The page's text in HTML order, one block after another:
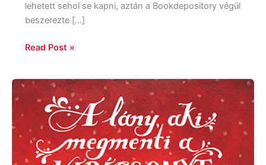
lehetett sehol se kapni, aztán a Bookdepository végül
beszerezte […]
Read Post »
Matt
Haig:
lány,
aki
megmenti